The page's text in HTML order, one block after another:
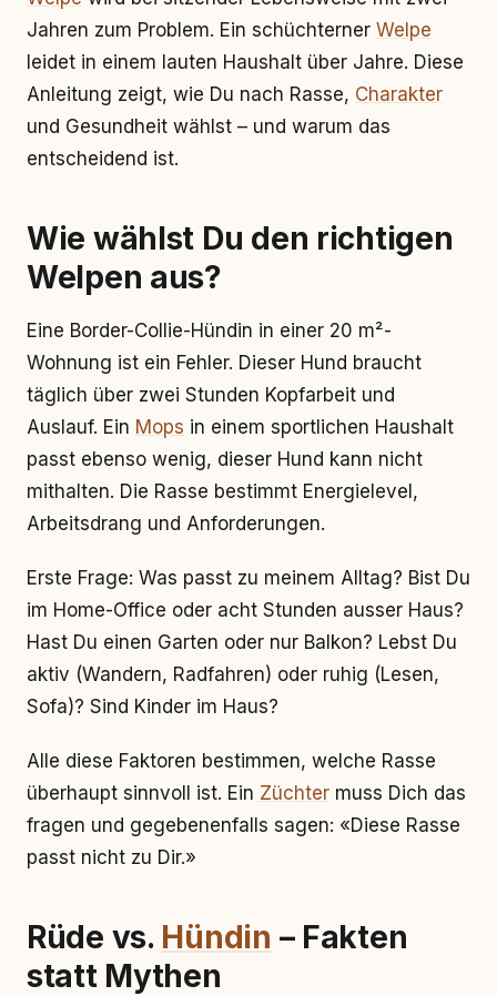
Jahren zum Problem. Ein schüchterner Welpe
leidet in einem lauten Haushalt über Jahre. Diese
Anleitung zeigt, wie Du nach Rasse, Charakter
und Gesundheit wählst – und warum das
entscheidend ist.
Wie wählst Du den richtigen
Welpen aus?
Eine Border-Collie-Hündin in einer 20 m²-
Wohnung ist ein Fehler. Dieser Hund braucht
täglich über zwei Stunden Kopfarbeit und
Auslauf. Ein Mops in einem sportlichen Haushalt
passt ebenso wenig, dieser Hund kann nicht
mithalten. Die Rasse bestimmt Energielevel,
Arbeitsdrang und Anforderungen.
Erste Frage: Was passt zu meinem Alltag? Bist Du
im Home-Office oder acht Stunden ausser Haus?
Hast Du einen Garten oder nur Balkon? Lebst Du
aktiv (Wandern, Radfahren) oder ruhig (Lesen,
Sofa)? Sind Kinder im Haus?
Alle diese Faktoren bestimmen, welche Rasse
überhaupt sinnvoll ist. Ein Züchter muss Dich das
fragen und gegebenenfalls sagen: «Diese Rasse
passt nicht zu Dir.»
Rüde vs. Hündin – Fakten
statt Mythen